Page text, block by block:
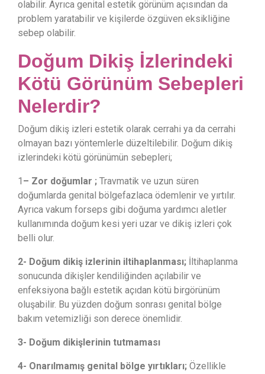
olabilir. Ayrıca genital estetik görünüm açısından da
problem yaratabilir ve kişilerde özgüven eksikliğine
sebep olabilir.
Doğum Dikiş İzlerindeki
Kötü Görünüm Sebepleri
Nelerdir?
Doğum dikiş izleri estetik olarak cerrahi ya da cerrahi
olmayan bazı yöntemlerle düzeltilebilir. Doğum dikiş
izlerindeki kötü görünümün sebepleri;
1 – Zor doğumlar ; Travmatik ve uzun süren
doğumlarda genital bölgefazlaca ödemlenir ve yırtılır.
Ayrıca vakum forseps gibi doğuma yardımcı aletler
kullanımında doğum kesi yeri uzar ve dikiş izleri çok
belli olur.
2- Doğum dikiş izlerinin iltihaplanması; İltihaplanma
sonucunda dikişler kendiliğinden açılabilir ve
enfeksiyona bağlı estetik açıdan kötü birgörünüm
oluşabilir. Bu yüzden doğum sonrası genital bölge
bakım vetemizliği son derece önemlidir.
3- Doğum dikişlerinin tutmaması
4- Onarılmamış genital bölge yırtıkları; Özellikle